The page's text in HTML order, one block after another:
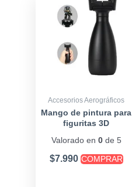
Accesorios Aerográficos
Mango de pintura para
figuritas 3D
Valorado en 0de 5
$7.990 COMPRAR